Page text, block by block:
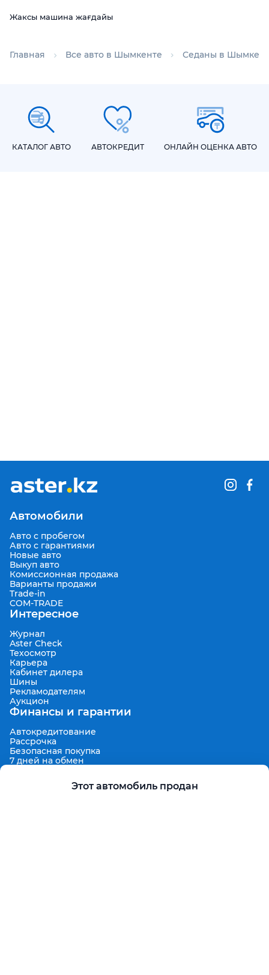
Этот автомобиль продан
Жаксы машина жағдайы
Главная Все авто в Шымкенте Седаны в
КАТАЛОГ АВТО АВТОКРЕДИТ ОНЛАЙН ОЦЕНКА АВТО
Автомобили
Авто с пробегом
Авто с гарантиями
Новые авто
Выкуп авто
Комиссионная продажа
Варианты продажи
Trade-in
COM-TRADE
Интересное
Журнал
Aster Check
Техосмотр
Карьера
Кабинет дилера
Шины
Рекламодателям
Аукцион
Финансы и гарантии
Автокредитование
Рассрочка
Безопасная покупка
7 дней на обмен
Продленная гарантия
Гарантированная цена выкупа